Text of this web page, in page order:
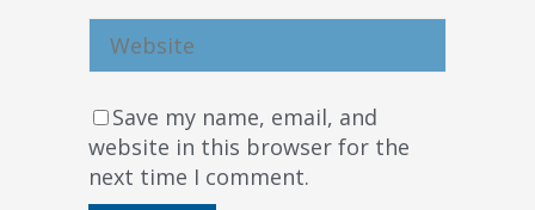
Save my name, email, and
website in this browser for the
next time I comment.